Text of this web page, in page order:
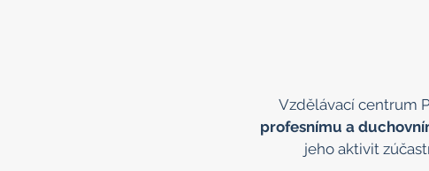
Vzdělávací centrum
profesnímu a
jeho aktivit